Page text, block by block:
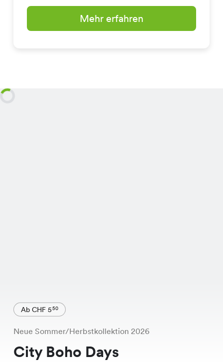
Mehr erfahren
Ab CHF 550
Neue Sommer/Herbstkollektion 2026
City Boho Days